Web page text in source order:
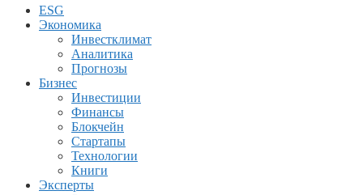
ESG
Экономика
Инвестклимат
Аналитика
Прогнозы
Бизнес
Инвестиции
Финансы
Блокчейн
Стартапы
Технологии
Книги
Эксперты